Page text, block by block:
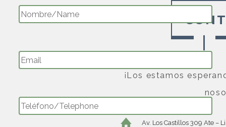
¡Los estamos
Av. Los Castillos 309 Ate –